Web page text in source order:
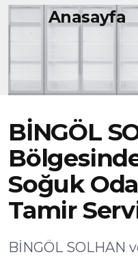
Anasayfa
BİNGÖL
Soğuk
Tamir
BİNGÖL SOLHAN